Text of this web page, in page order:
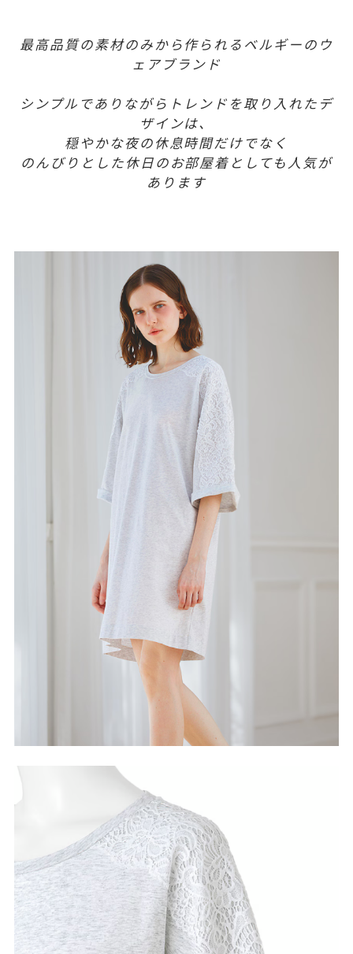
最高品質の素材のみから作られるベルギーのウ
ェアブランド
シンプルでありながらトレンドを取り入れたデ
ザインは、
穏やかな夜の休息時間だけでなく
のんびりとした休日のお部屋着としても人気が
あります